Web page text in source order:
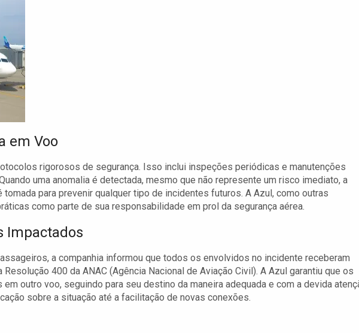
em Voo
rigorosos de segurança. Isso inclui inspeções periódicas e manutenções
uma anomalia é detectada, mesmo que não represente um risco imediato, a
para prevenir qualquer tipo de incidentes futuros. A Azul, como outras
como parte de sua responsabilidade em prol da segurança aérea.
Impactados
a companhia informou que todos os envolvidos no incidente receberam
400 da ANAC (Agência Nacional de Aviação Civil). A Azul garantiu que os
outro voo, seguindo para seu destino da maneira adequada e com a devida
sobre a situação até a facilitação de novas conexões.